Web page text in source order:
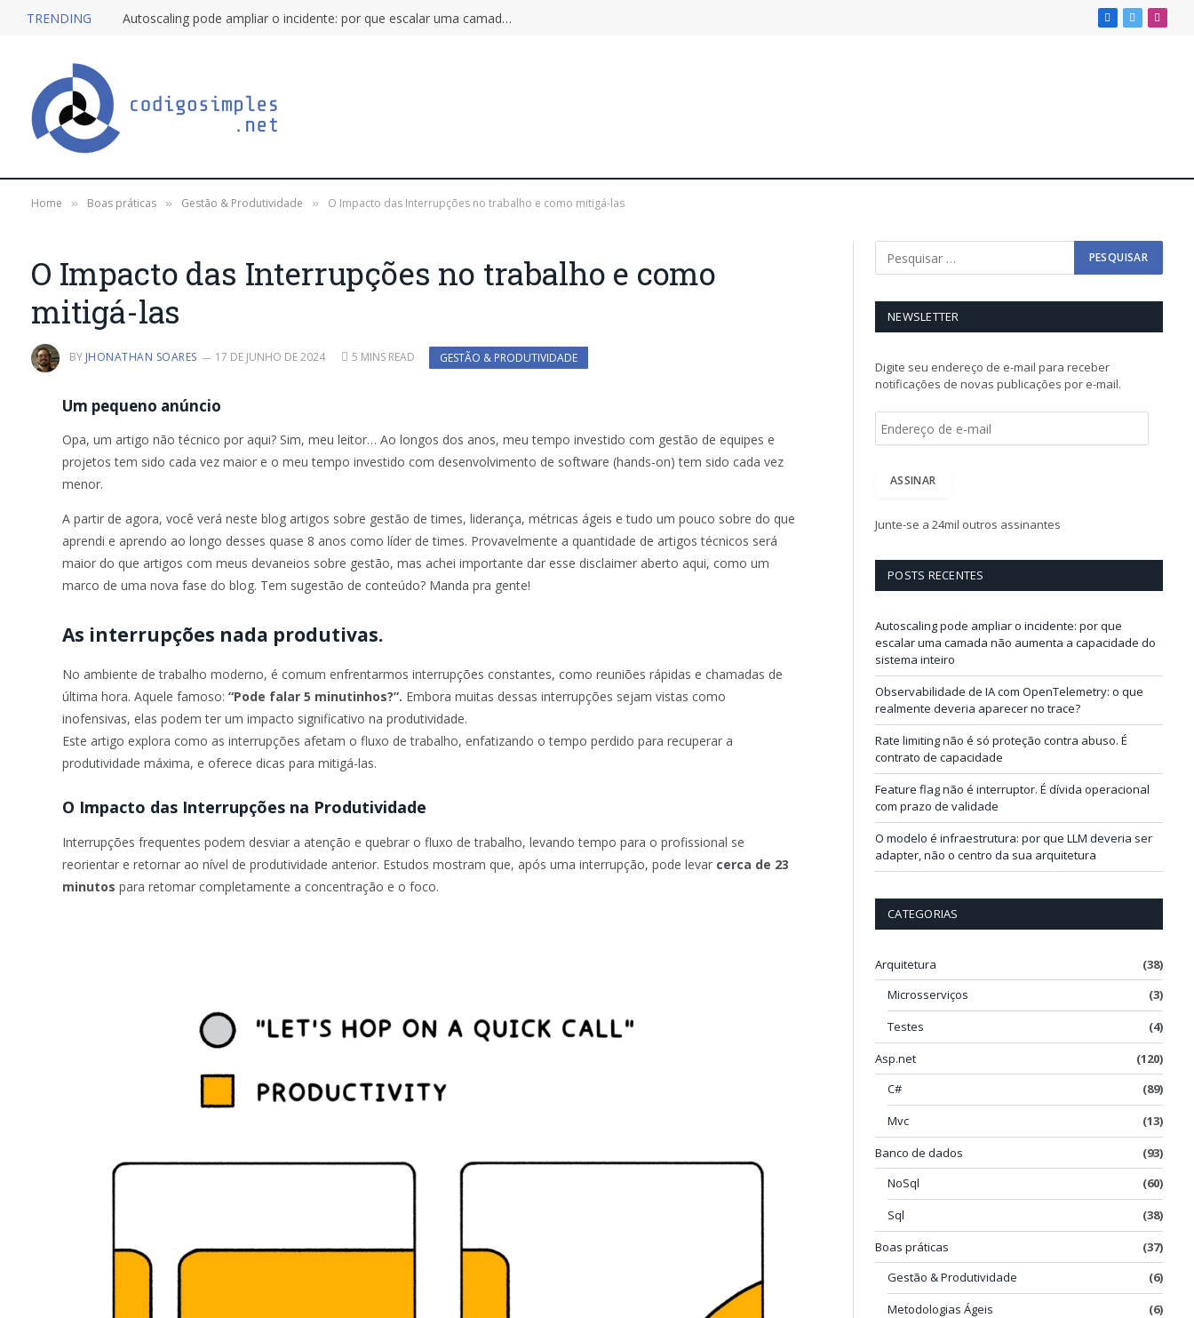
TRENDING Autoscaling pode ampliar o incidente: por que escalar uma camada não aumenta a capacidade do sistema inteiro Facebook
X
Home » Boas práticas » Gestão & Produtividade » O Impacto das Interrupções no trabalho e como mitigá-las
O Impacto das Interrupções no trabalho e como
mitigá-las
BY JHONATHAN SOARES 17 DE JUNHO DE 2024 5 MINS READ GESTÃO & PRODUTIVIDADE
Um pequeno anúncio
Opa, um artigo não técnico por aqui? Sim, meu leitor… Ao longos dos anos, meu tempo investido com gestão de equipes e
projetos tem sido cada vez maior e o meu tempo investido com desenvolvimento de software (hands-on) tem sido cada vez
menor.
A partir de agora, você verá neste blog artigos sobre gestão de times, liderança, métricas ágeis e tudo um pouco sobre do que
aprendi e aprendo ao longo desses quase 8 anos como líder de times. Provavelmente a quantidade de artigos técnicos será
maior do que artigos com meus devaneios sobre gestão, mas achei importante dar esse disclaimer aberto aqui, como um
marco de uma nova fase do blog. Tem sugestão de conteúdo? Manda pra gente!
As interrupções nada produtivas.
No ambiente de trabalho moderno, é comum enfrentarmos interrupções constantes, como reuniões rápidas e chamadas de
última hora. Aquele famoso: “Pode falar 5 minutinhos?”. Embora muitas dessas interrupções sejam vistas como
inofensivas, elas podem ter um impacto significativo na produtividade.
Este artigo explora como as interrupções afetam o fluxo de trabalho, enfatizando o tempo perdido para recuperar a
produtividade máxima, e oferece dicas para mitigá-las.
O Impacto das Interrupções na Produtividade
Interrupções frequentes podem desviar a atenção e quebrar o fluxo de trabalho, levando tempo para o profissional se
reorientar e retornar ao nível de produtividade anterior. Estudos mostram que, após uma interrupção, pode levar cerca de 23
minutos para retomar completamente a concentração e o foco.
NEWSLETTER
Digite seu endereço de e-mail para receber
notificações de novas publicações por e-mail.
ç
o
e
m
a
i
l
ASSINAR
Junte-se a 24mil outros assinantes
POSTS RECENTES
Autoscaling pode ampliar o incidente: por que
escalar uma camada não aumenta a capacidade do
sistema inteiro
Observabilidade de IA com OpenTelemetry: o que
realmente deveria aparecer no trace?
Rate limiting não é só proteção contra abuso. É
contrato de capacidade
Feature flag não é interruptor. É dívida operacional
com prazo de validade
O modelo é infraestrutura: por que LLM deveria ser
adapter, não o centro da sua arquitetura
CATEGORIAS
Arquitetura
(38)
Microsserviços
(3)
Testes
(4)
Asp.net
(120)
C#
(89)
Mvc
(13)
Banco de dados
(93)
NoSql
(60)
Sql
(38)
Boas práticas
(37)
Gestão & Produtividade
(6)
Metodologias Ágeis
(6)